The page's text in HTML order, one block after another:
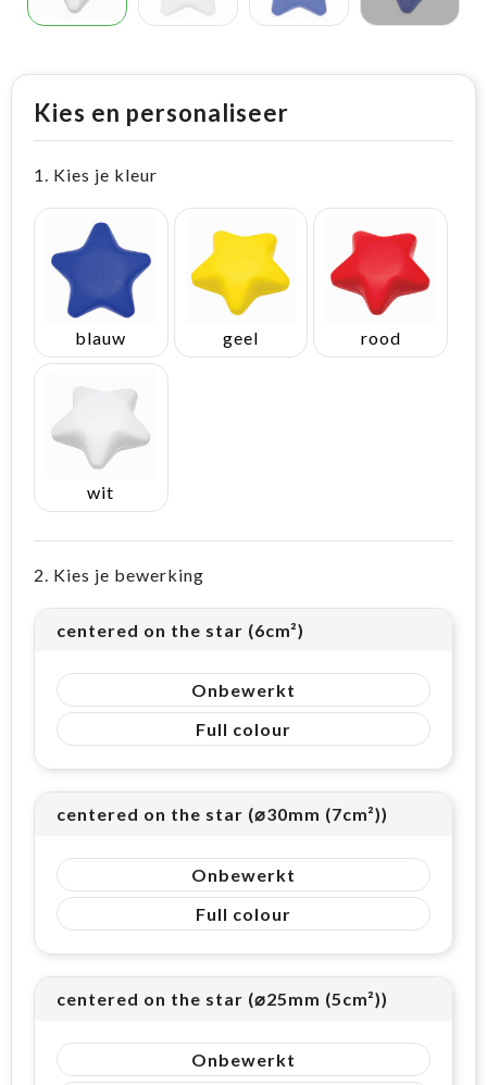
Kies en personaliseer
1. Kies je kleur
blauw geel rood
wit
2. Kies je bewerking
centered on the star (6cm²)
Onbewerkt
Full colour
centered on the star (⌀30mm (7cm²))
Onbewerkt
Full colour
centered on the star (⌀25mm (5cm²))
Onbewerkt